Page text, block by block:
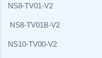
NS8-TV01-V2
NS8-TV01B-V2
NS10-TV00-V2